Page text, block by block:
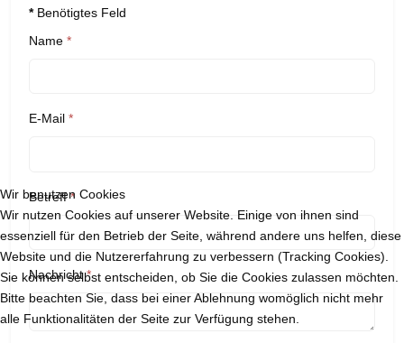
*Benötigtes Feld
Name *
E-Mail *
Betreff*
Nachricht*
Wir benutzen Cookies
Wir nutzen Cookies auf unserer Website. Einige von ihnen sind
essenziell für den Betrieb der Seite, während andere uns helfen, diese
Website und die Nutzererfahrung zu verbessern (Tracking Cookies).
Sie können selbst entscheiden, ob Sie die Cookies zulassen möchten.
Bitte beachten Sie, dass bei einer Ablehnung womöglich nicht mehr
alle Funktionalitäten der Seite zur Verfügung stehen.